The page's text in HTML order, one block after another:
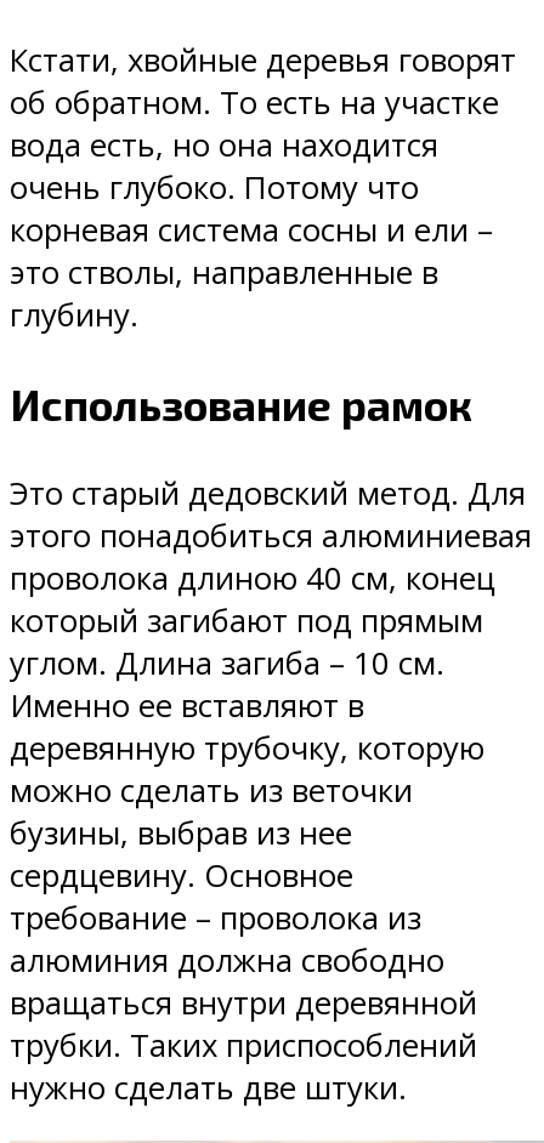
Кстати, хвойные деревья говорят
об обратном. То есть на участке
вода есть, но она находится
очень глубоко. Потому что
корневая система сосны и ели –
это стволы, направленные в
глубину.
Использование рамок
Это старый дедовский метод. Для
этого понадобиться алюминиевая
проволока длиною 40 см, конец
который загибают под прямым
углом. Длина загиба – 10 см.
Именно ее вставляют в
деревянную трубочку, которую
можно сделать из веточки
бузины, выбрав из нее
сердцевину. Основное
требование – проволока из
алюминия должна свободно
вращаться внутри деревянной
трубки. Таких приспособлений
нужно сделать две штуки.